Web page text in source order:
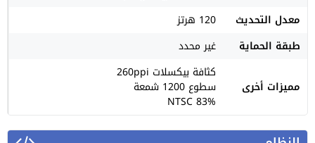
معدل التحديث
120 هرتز
طبقة الحماية
غير محدد
مميزات أخرى
كثافة بيكسلات 260ppi
سطوع 1200 شمعة
83% NTSC